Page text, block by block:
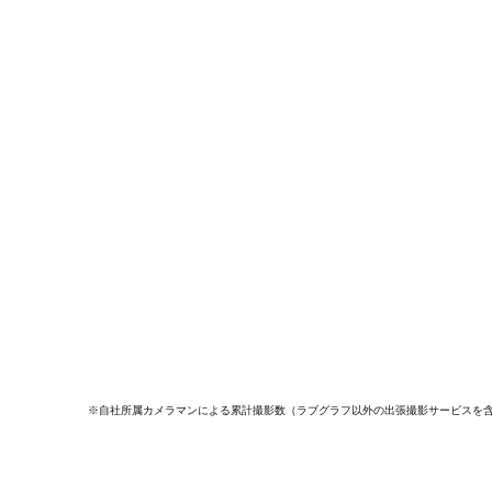
※自社所属カメラマンによる累計撮影数（ラブグラフ以外の出張撮影サービスを